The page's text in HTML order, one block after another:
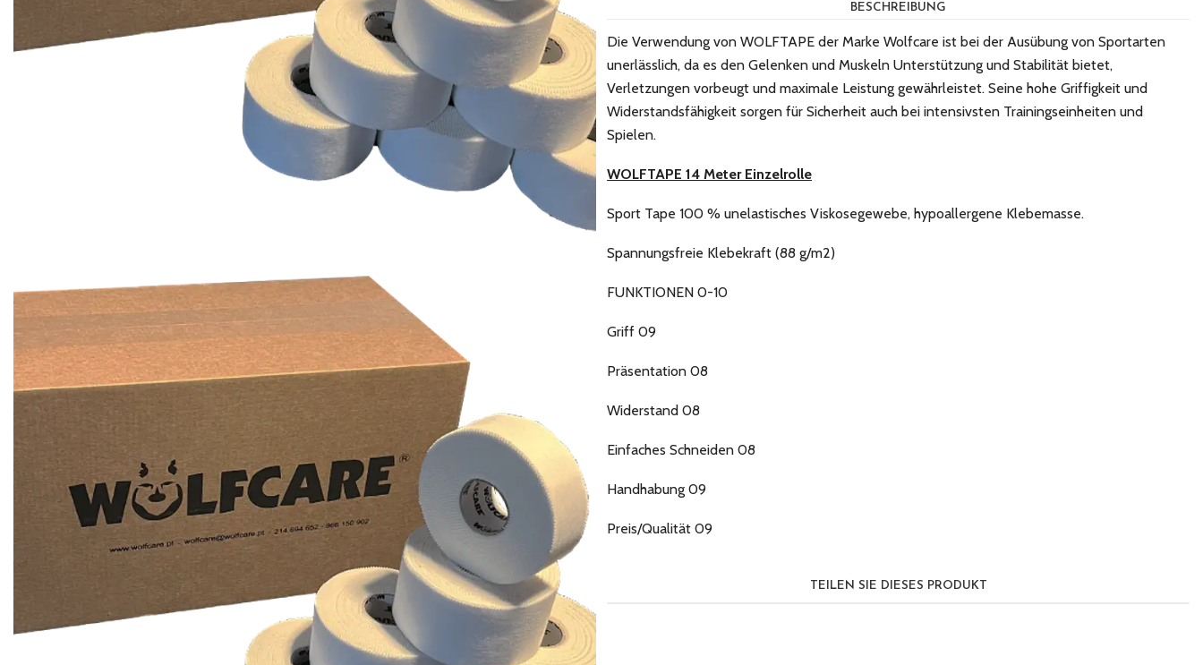
BESCHREIBUNG
Die Verwendung von WOLFTAPE der Marke Wolfcare ist bei der Ausübung von Sportarten
unerlässlich, da es den Gelenken und Muskeln Unterstützung und Stabilität bietet,
Verletzungen vorbeugt und maximale Leistung gewährleistet. Seine hohe Griffigkeit und
Widerstandsfähigkeit sorgen für Sicherheit auch bei intensivsten Trainingseinheiten und
Spielen.
WOLFTAPE 14 Meter Einzelrolle
Sport Tape 100 % unelastisches Viskosegewebe, hypoallergene Klebemasse.
Spannungsfreie Klebekraft (88 g/m2)
FUNKTIONEN 0-10
Griff 09
Präsentation 08
Widerstand 08
Einfaches Schneiden 08
Handhabung 09
Preis/Qualität 09
TEILEN SIE DIESES PRODUKT